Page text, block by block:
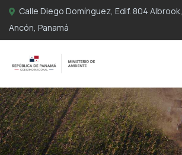
Calle Diego Domínguez, Edif. 804 Albrook,
Ancón, Panamá